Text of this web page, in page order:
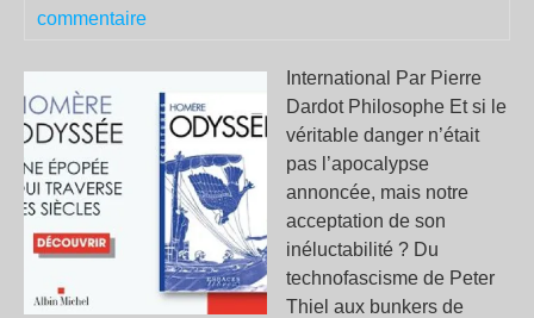
commentaire
International Par Pierre
Dardot Philosophe Et si le
véritable danger n’était
pas l’apocalypse
annoncée, mais notre
acceptation de son
inéluctabilité ? Du
technofascisme de Peter
Thiel aux bunkers de